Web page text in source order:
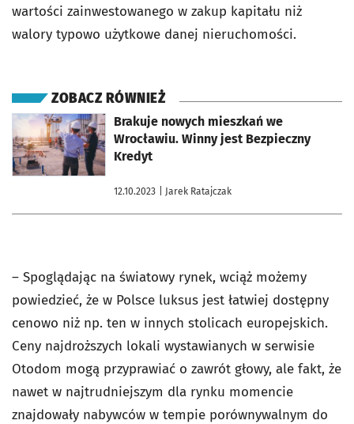
wartości zainwestowanego w zakup kapitału niż
walory typowo użytkowe danej nieruchomości.
ZOBACZ RÓWNIEŻ
Brakuje nowych mieszkań we
Wrocławiu. Winny jest Bezpieczny
Kredyt
12.10.2023 | Jarek Ratajczak
otworzy się w nowej karcie
– Spoglądając na światowy rynek, wciąż możemy
powiedzieć, że w Polsce luksus jest łatwiej dostępny
cenowo niż np. ten w innych stolicach europejskich.
Ceny najdroższych lokali wystawianych w serwisie
Otodom mogą przyprawiać o zawrót głowy, ale fakt, że
nawet w najtrudniejszym dla rynku momencie
znajdowały nabywców w tempie porównywalnym do